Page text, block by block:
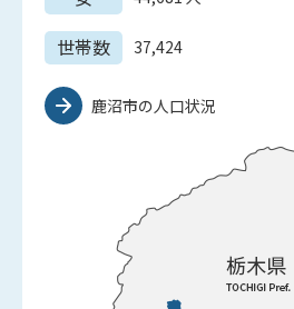
世帯数 37,424
鹿沼市の人口状況